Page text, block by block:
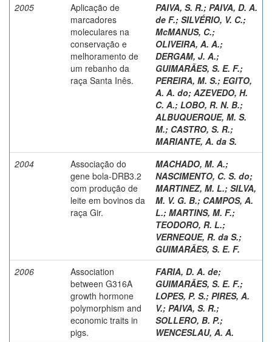
2005
Aplicação de
marcadores
moleculares na
conservação e
melhoramento de
um rebanho da
raça Santa Inês.
PAIVA, S. R.; PAIVA, D. A.
de F.; SILVÉRIO, V. C.;
McMANUS, C.;
OLIVEIRA, A. A.;
DERGAM, J. A.;
GUIMARÃES, S. E. F.;
PEREIRA, M. S.; EGITO,
A. A. do; AZEVEDO, H.
C. A.; LOBO, R. N. B.;
ALBUQUERQUE, M. S.
M.; CASTRO, S. R.;
MARIANTE, A. da S.
2004
Associação do
gene bola-DRB3.2
com produção de
leite em bovinos da
raça Gir.
MACHADO, M. A.;
NASCIMENTO, C. S. do;
MARTINEZ, M. L.; SILVA,
M. V. G. B.; CAMPOS, A.
L.; MARTINS, M. F.;
TEODORO, R. L.;
VERNEQUE, R. da S.;
GUIMARÃES, S. E. F.
2006
Association
between G316A
growth hormone
polymorphism and
economic traits in
pigs.
FARIA, D. A. de;
GUIMARÃES, S. E. F.;
LOPES, P. S.; PIRES, A.
V.; PAIVA, S. R.;
SOLLERO, B. P.;
WENCESLAU, A. A.